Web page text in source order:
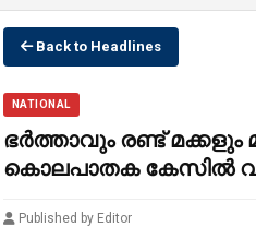
Back to Headlines
NATIONAL
ഭര്‍ത്താവും രണ്ട് മക്കളും
കൊലപാതക കേസിൽ
Published by Editor